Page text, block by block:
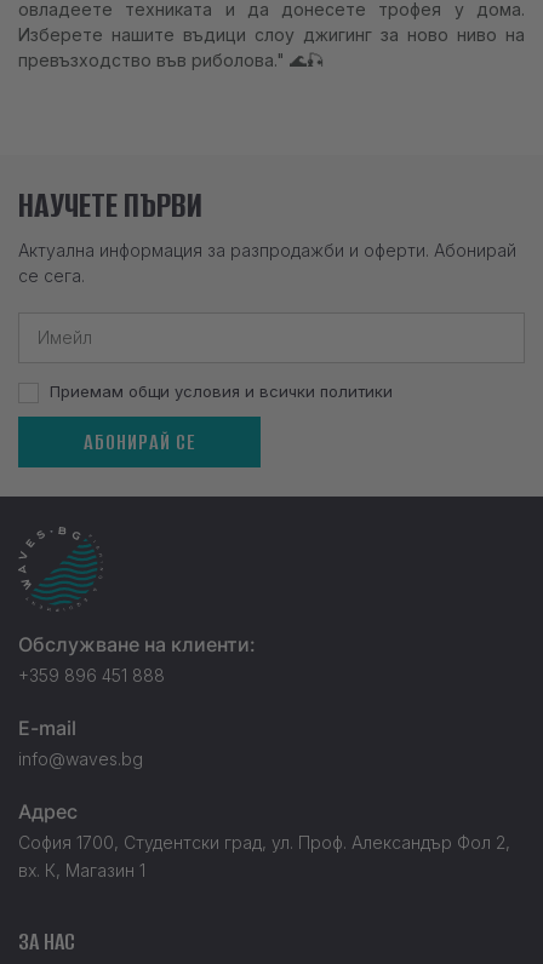
овладеете техниката и да донесете трофея у дома.
Изберете нашите въдици слоу джигинг за ново ниво на
превъзходство във риболова." 🌊🎣
НАУЧЕТЕ ПЪРВИ
Актуална информация за разпродажби и оферти. Абонирай
се сега.
Приемам общи условия и всички политики
АБОНИРАЙ СЕ
Обслужване на клиенти:
+359 896 451 888
E-mail
info@waves.bg
Адрес
София 1700, Студентски град, ул. Проф. Александър Фол 2,
вх. К, Магазин 1
ЗА НАС